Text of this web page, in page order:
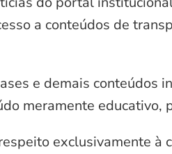
a conteúdos de
e demais conteúdos
meramente educativo,
exclusivamente à